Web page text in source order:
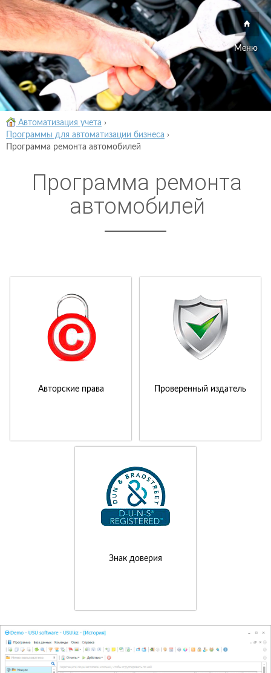
Меню
Автоматизация учета ›
Программы для автоматизации бизнеса ›
Программа ремонта автомобилей
Программа ремонта
автомобилей
Авторские права Проверенный издатель
Знак доверия